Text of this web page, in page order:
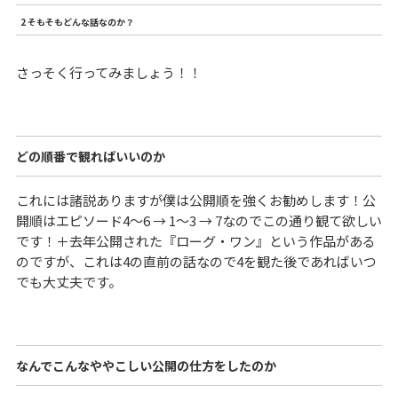
2 そもそもどんな話なのか？
さっそく行ってみましょう！！
どの順番で観ればいいのか
これには諸説ありますが僕は公開順を強くお勧めします！公
開順はエピソード4〜6 → 1〜3 → 7なのでこの通り観て欲しい
です！＋去年公開された『ローグ・ワン』という作品がある
のですが、これは4の直前の話なので4を観た後であればいつ
でも大丈夫です。
なんでこんなややこしい公開の仕方をしたのか